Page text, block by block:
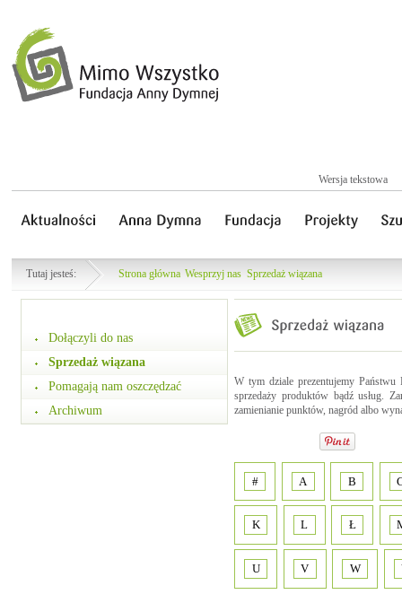
Wersja tekstowa
Tutaj jesteś: Strona główna Wesprzyj nas Sprzedaż wiązana
Dołączyli do nas
Sprzedaż wiązana
Pomagają nam oszczędzać
Archiwum
W tym dziale prezentujemy
sprzedaży produktów bądź usług.
zamienianie punktów, nagród albo
# A B
K L Ł
U V W